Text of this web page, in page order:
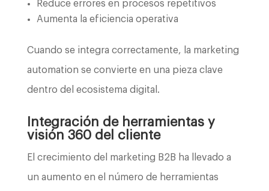
Reduce errores en procesos repetitivos
Aumenta la eficiencia operativa
Cuando se integra correctamente, la marketing
automation se convierte en una pieza clave
dentro del ecosistema digital.
Integración de herramientas y
visión 360 del cliente
El crecimiento del marketing B2B ha llevado a
un aumento en el número de herramientas